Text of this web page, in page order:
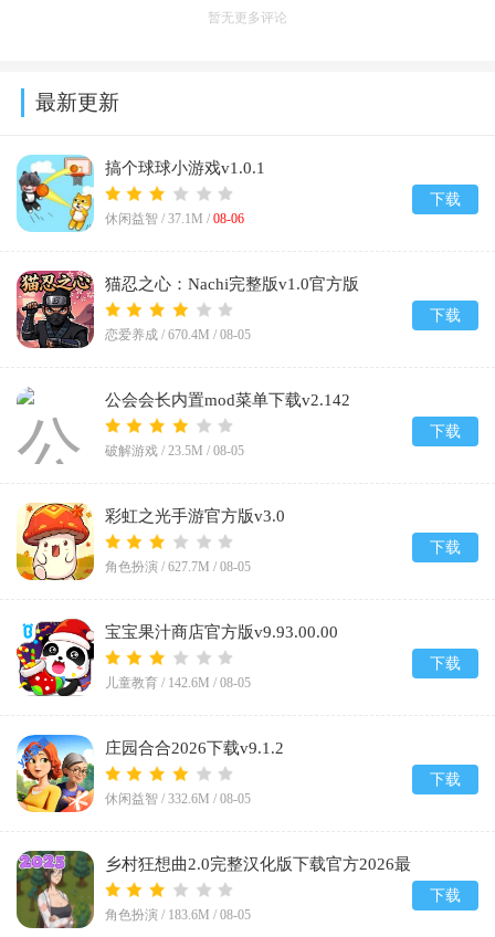
暂无更多评论
最新更新
搞个球球小游戏v1.0.1
休闲益智 / 37.1M / 08-06
下载
猫忍之心：Nachi完整版v1.0官方版
恋爱养成 / 670.4M / 08-05
下载
公会会长内置mod菜单下载v2.142
破解游戏 / 23.5M / 08-05
下载
彩虹之光手游官方版v3.0
角色扮演 / 627.7M / 08-05
下载
宝宝果汁商店官方版v9.93.00.00
儿童教育 / 142.6M / 08-05
下载
庄园合合2026下载v9.1.2
休闲益智 / 332.6M / 08-05
下载
乡村狂想曲2.0完整汉化版下载官方2026最
新版v2.0
角色扮演 / 183.6M / 08-05
下载